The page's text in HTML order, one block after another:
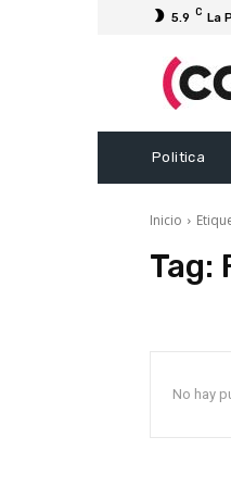
5.9 C La
Politica
Inicio
Tag:
No hay